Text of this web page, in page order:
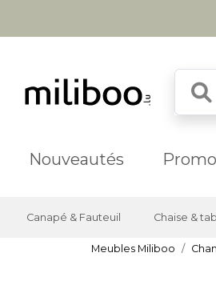
Nouveautés
Canapé & Fauteuil Chaise &
Meubles Miliboo